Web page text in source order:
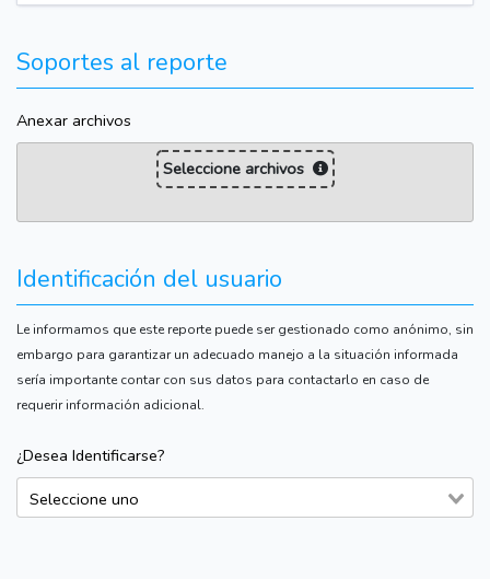
Soportes al reporte
Anexar archivos
Seleccione archivos
Identificación del usuario
Le informamos que este reporte puede ser gestionado como anónimo, sin
embargo para garantizar un adecuado manejo a la situación informada
sería importante contar con sus datos para contactarlo en caso de
requerir información adicional.
¿Desea Identificarse?